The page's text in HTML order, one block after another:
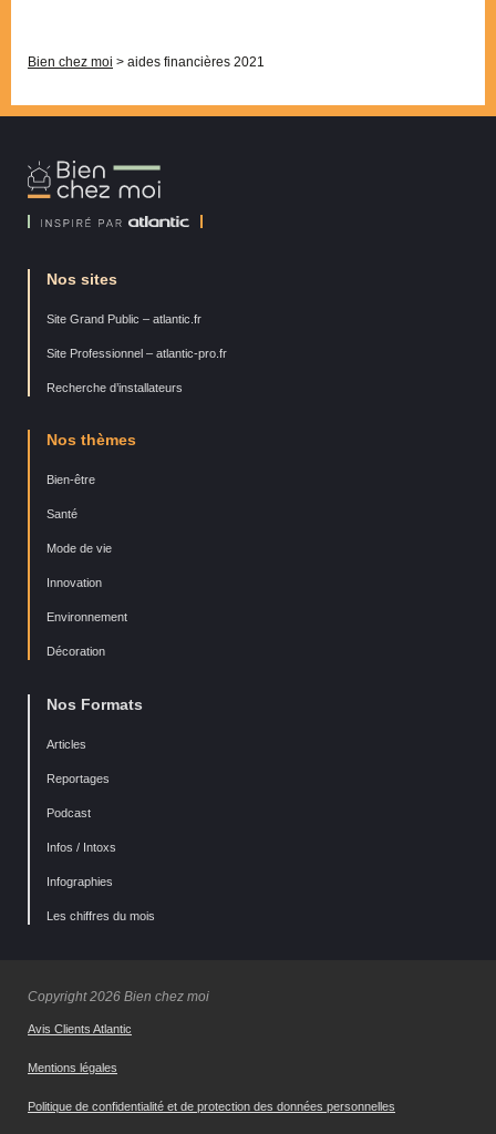
Bien chez moi > aides financières 2021
Bien
Chez
Nos sites
Site Grand Public – atlantic.fr
Site Professionnel – atlantic-pro.fr
Recherche d’installateurs
Nos thèmes
Bien-être
Santé
Mode de vie
Innovation
Environnement
Décoration
Nos Formats
Articles
Reportages
Podcast
Infos / Intoxs
Infographies
Les chiffres du mois
Copyright 2026 Bien chez moi
Avis Clients Atlantic
Mentions légales
Politique de confidentialité et de protection des données personnelles